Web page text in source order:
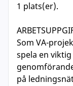
1 plats(er).
Som VA-
spela en
på